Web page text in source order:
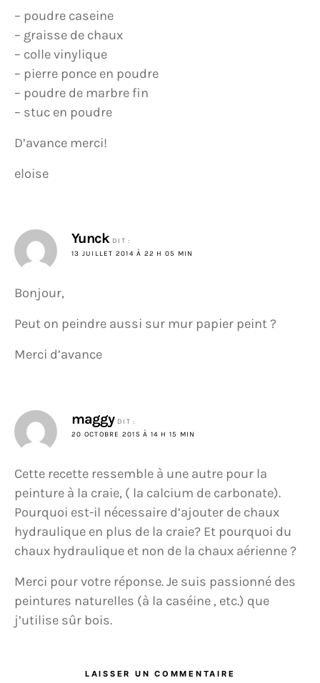
– poudre caseine
– graisse de chaux
– colle vinylique
– pierre ponce en poudre
– poudre de marbre fin
– stuc en poudre
D’avance merci!
eloise
Yunck DIT :
13 JUILLET 2014 À 22 H 05 MIN
Bonjour,
Peut on peindre aussi sur mur papier peint ?
Merci d’avance
maggy DIT :
20 OCTOBRE 2015 À 14 H 15 MIN
Cette recette ressemble à une autre pour la
peinture à la craie, ( la calcium de carbonate).
Pourquoi est-il nécessaire d’ajouter de chaux
hydraulique en plus de la craie? Et pourquoi du
chaux hydraulique et non de la chaux aérienne ?
Merci pour votre réponse. Je suis passionné des
peintures naturelles (à la caséine , etc.) que
j’utilise sûr bois.
LAISSER UN COMMENTAIRE